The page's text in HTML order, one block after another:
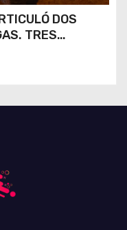
DOS
TRES